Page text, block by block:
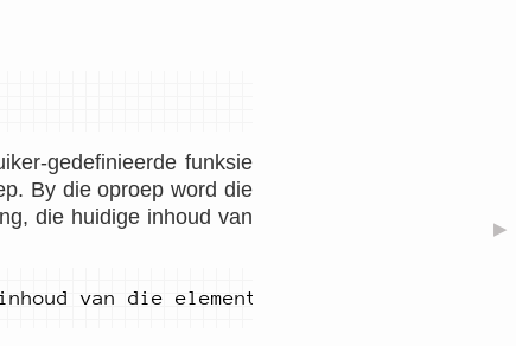
▶
gedefinieerde funksie
By die oproep word die
die huidige inhoud van
inhoud van die element